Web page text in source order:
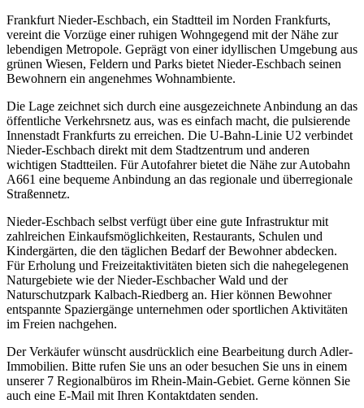
Frankfurt Nieder-Eschbach, ein Stadtteil im Norden Frankfurts,
vereint die Vorzüge einer ruhigen Wohngegend mit der Nähe zur
lebendigen Metropole. Geprägt von einer idyllischen Umgebung aus
grünen Wiesen, Feldern und Parks bietet Nieder-Eschbach seinen
Bewohnern ein angenehmes Wohnambiente.
Die Lage zeichnet sich durch eine ausgezeichnete Anbindung an das
öffentliche Verkehrsnetz aus, was es einfach macht, die pulsierende
Innenstadt Frankfurts zu erreichen. Die U-Bahn-Linie U2 verbindet
Nieder-Eschbach direkt mit dem Stadtzentrum und anderen
wichtigen Stadtteilen. Für Autofahrer bietet die Nähe zur Autobahn
A661 eine bequeme Anbindung an das regionale und überregionale
Straßennetz.
Nieder-Eschbach selbst verfügt über eine gute Infrastruktur mit
zahlreichen Einkaufsmöglichkeiten, Restaurants, Schulen und
Kindergärten, die den täglichen Bedarf der Bewohner abdecken.
Für Erholung und Freizeitaktivitäten bieten sich die nahegelegenen
Naturgebiete wie der Nieder-Eschbacher Wald und der
Naturschutzpark Kalbach-Riedberg an. Hier können Bewohner
entspannte Spaziergänge unternehmen oder sportlichen Aktivitäten
im Freien nachgehen.
Der Verkäufer wünscht ausdrücklich eine Bearbeitung durch Adler-
Immobilien. Bitte rufen Sie uns an oder besuchen Sie uns in einem
unserer 7 Regionalbüros im Rhein-Main-Gebiet. Gerne können Sie
auch eine E-Mail mit Ihren Kontaktdaten senden.